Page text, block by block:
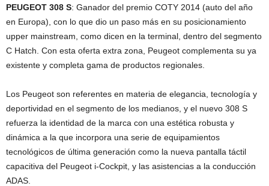
PEUGEOT 308 S: Ganador del premio COTY 2014 (auto del año
en Europa), con lo que dio un paso más en su posicionamiento
upper mainstream, como dicen en la terminal, dentro del segmento
C Hatch. Con esta oferta extra zona, Peugeot complementa su ya
existente y completa gama de productos regionales.
Los Peugeot son referentes en materia de elegancia, tecnología y
deportividad en el segmento de los medianos, y el nuevo 308 S
refuerza la identidad de la marca con una estética robusta y
dinámica a la que incorpora una serie de equipamientos
tecnológicos de última generación como la nueva pantalla táctil
capacitiva del Peugeot i-Cockpit, y las asistencias a la conducción
ADAS.